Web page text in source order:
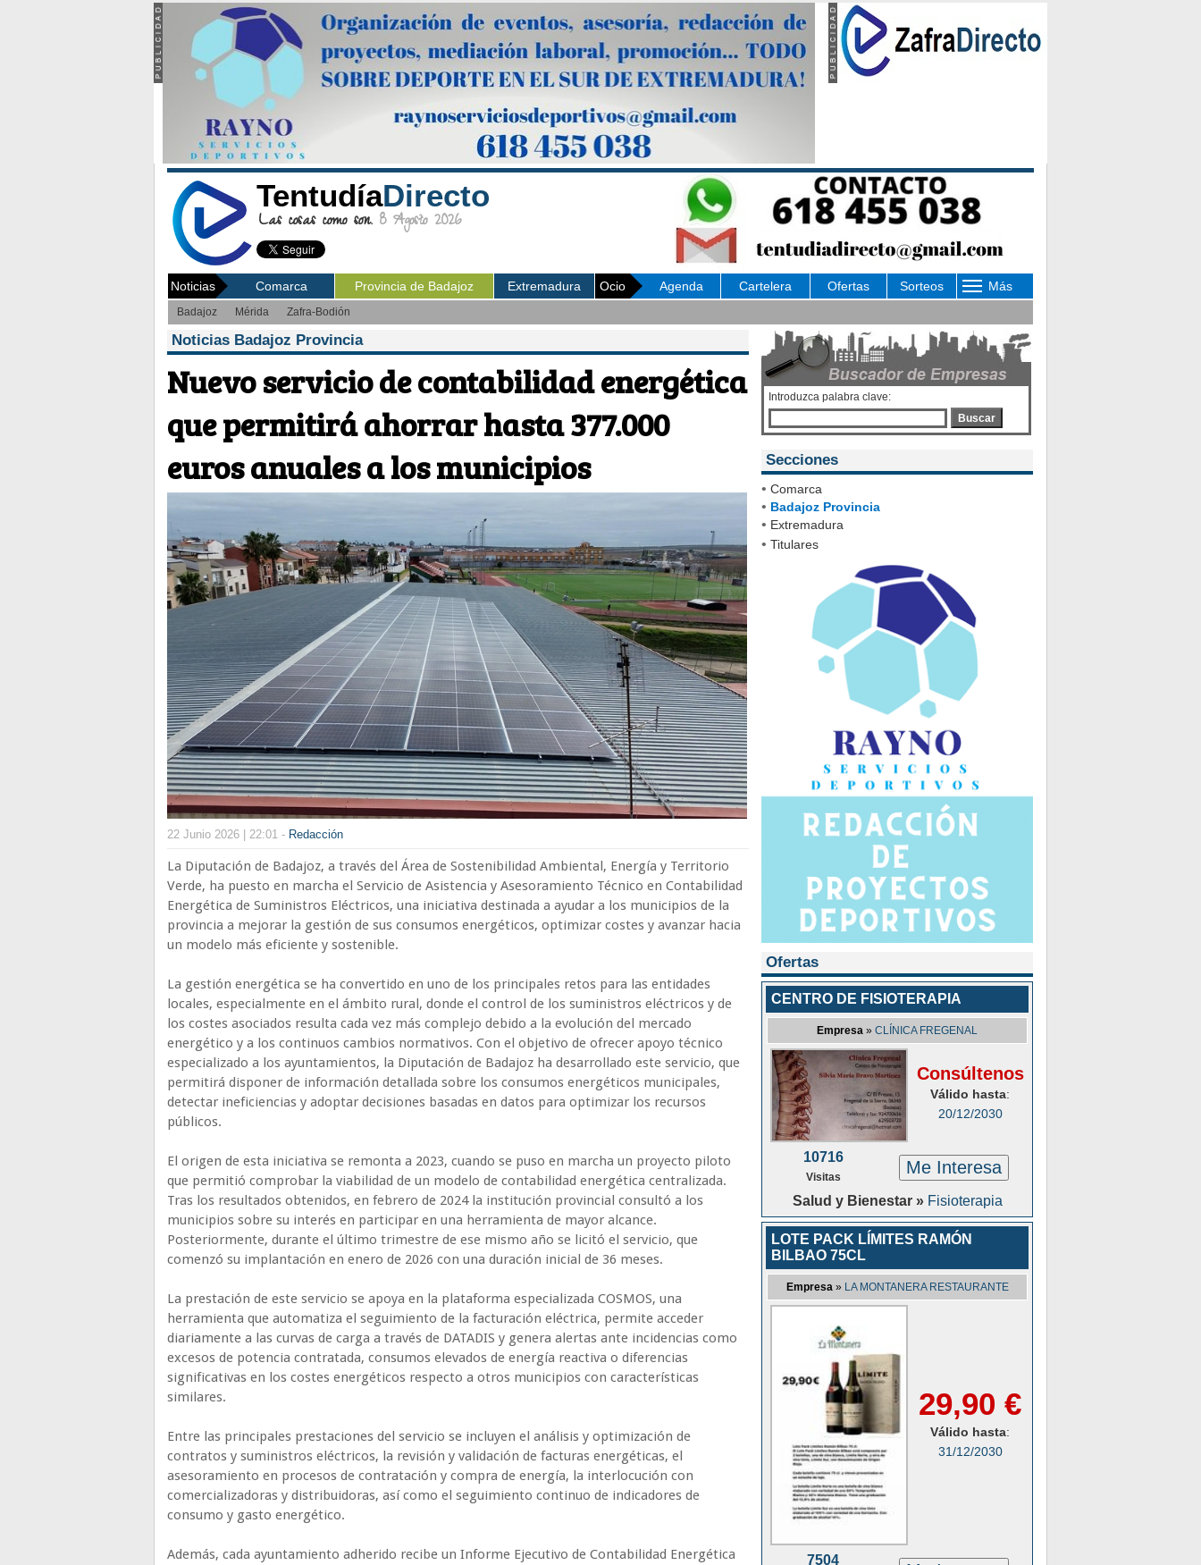
TentudíaDirecto
Las cosas como son. 8 Agosto 2026
Noticias Comarca Provincia de Badajoz Extremadura Ocio Agenda Cartelera Ofertas Sorteos Más
Badajoz Mérida Zafra-Bodión
Noticias Badajoz Provincia
Nuevo servicio de contabilidad energética
que permitirá ahorrar hasta 377.000
euros anuales a los municipios
22 Junio 2026 | 22:01 - Redacción
La Diputación de Badajoz, a través del Área de Sostenibilidad Ambiental, Energía y Territorio
Verde, ha puesto en marcha el Servicio de Asistencia y Asesoramiento Técnico en Contabilidad
Energética de Suministros Eléctricos, una iniciativa destinada a ayudar a los municipios de la
provincia a mejorar la gestión de sus consumos energéticos, optimizar costes y avanzar hacia
un modelo más eficiente y sostenible.
La gestión energética se ha convertido en uno de los principales retos para las entidades
locales, especialmente en el ámbito rural, donde el control de los suministros eléctricos y de
los costes asociados resulta cada vez más complejo debido a la evolución del mercado
energético y a los continuos cambios normativos. Con el objetivo de ofrecer apoyo técnico
especializado a los ayuntamientos, la Diputación de Badajoz ha desarrollado este servicio, que
permitirá disponer de información detallada sobre los consumos energéticos municipales,
detectar ineficiencias y adoptar decisiones basadas en datos para optimizar los recursos
públicos.
El origen de esta iniciativa se remonta a 2023, cuando se puso en marcha un proyecto piloto
que permitió comprobar la viabilidad de un modelo de contabilidad energética centralizada.
Tras los resultados obtenidos, en febrero de 2024 la institución provincial consultó a los
municipios sobre su interés en participar en una herramienta de mayor alcance.
Posteriormente, durante el último trimestre de ese mismo año se licitó el servicio, que
comenzó su implantación en enero de 2026 con una duración inicial de 36 meses.
La prestación de este servicio se apoya en la plataforma especializada COSMOS, una
herramienta que automatiza el seguimiento de la facturación eléctrica, permite acceder
diariamente a las curvas de carga a través de DATADIS y genera alertas ante incidencias como
excesos de potencia contratada, consumos elevados de energía reactiva o diferencias
significativas en los costes energéticos respecto a otros municipios con características
similares.
Entre las principales prestaciones del servicio se incluyen el análisis y optimización de
contratos y suministros eléctricos, la revisión y validación de facturas energéticas, el
asesoramiento en procesos de contratación y compra de energía, la interlocución con
comercializadoras y distribuidoras, así como el seguimiento continuo de indicadores de
consumo y gasto energético.
Además, cada ayuntamiento adherido recibe un Informe Ejecutivo de Contabilidad Energética
Introduzca palabra clave:
Buscar
Secciones
• Comarca
• Badajoz Provincia
• Extremadura
• Titulares
Ofertas
CENTRO DE FISIOTERAPIA
Empresa » CLÍNICA FREGENAL
Consúltenos
Válido hasta:
20/12/2030
10716
Visitas Me Interesa
Salud y Bienestar » Fisioterapia
LOTE PACK LÍMITES RAMÓN
BILBAO 75CL
Empresa » LA MONTANERA RESTAURANTE
29,90 €
Válido hasta:
31/12/2030
7504